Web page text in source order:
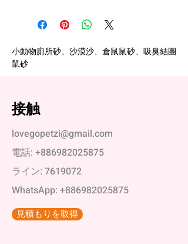
小動物廁所砂、沙漠沙、倉鼠鼠砂、吸臭結團
鼠砂
接触
lovegopetzi@gmail.com
電話: +886982025875
ライン: 7619072
WhatsApp: +886982025875
見積もりを取得